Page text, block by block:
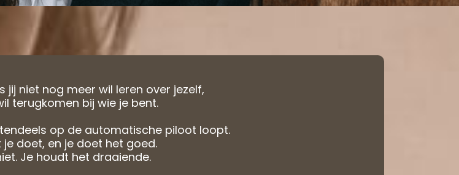
jij niet nog meer wil leren over jezelf,
terugkomen bij wie je bent.
op de automatische piloot loopt.
doet, en je doet het goed.
Je houdt het draaiende.